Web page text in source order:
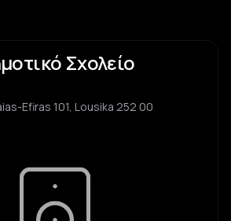
Σχολείο
Efiras 101, Lousika 252 00